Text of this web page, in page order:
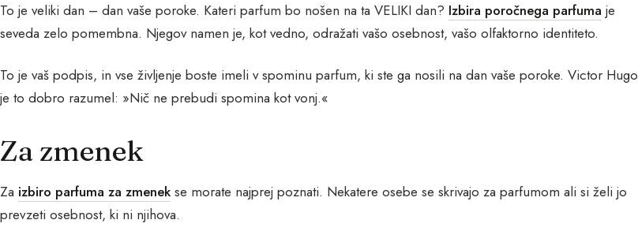
To je veliki dan – dan vaše poroke. Kateri parfum bo nošen na ta VELIKI dan? Izbira poročnega parfuma je
seveda zelo pomembna. Njegov namen je, kot vedno, odražati vašo osebnost, vašo olfaktorno identiteto.
To je vaš podpis, in vse življenje boste imeli v spominu parfum, ki ste ga nosili na dan vaše poroke. Victor Hugo
je to dobro razumel: »Nič ne prebudi spomina kot vonj.«
Za zmenek
Za izbiro parfuma za zmenek se morate najprej poznati. Nekatere osebe se skrivajo za parfumom ali si želi jo
prevzeti osebnost, ki ni njihova.